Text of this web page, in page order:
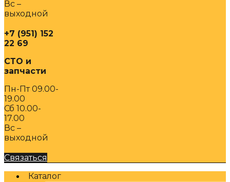
Вс –
выходной
+7 (951) 152
22 69
СТО и
запчасти
Пн-Пт 09.00-
19.00
Сб 10.00-
17.00
Вс –
выходной
Связаться
Каталог